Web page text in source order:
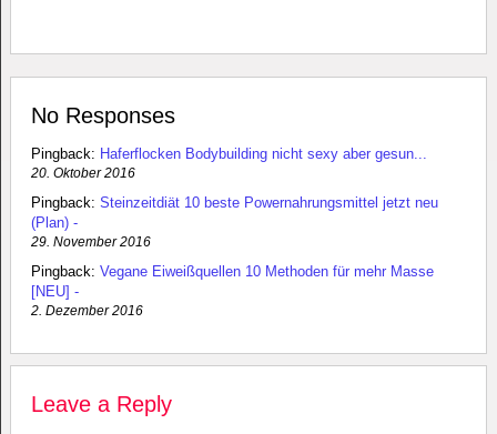
No Responses
Pingback: Haferflocken Bodybuilding nicht sexy aber gesun...
20. Oktober 2016
Pingback: Steinzeitdiät 10 beste Powernahrungsmittel jetzt neu
(Plan) -
29. November 2016
Pingback: Vegane Eiweißquellen 10 Methoden für mehr Masse
[NEU] -
2. Dezember 2016
Leave a Reply